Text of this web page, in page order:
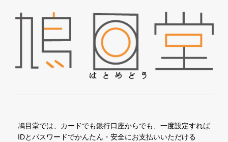
鳩目堂では、カードでも銀行口座からでも、一度設定すれば
IDとパスワードでかんたん・安全にお支払いいただける